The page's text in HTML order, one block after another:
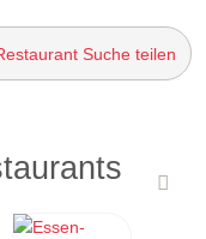
Suche teilen